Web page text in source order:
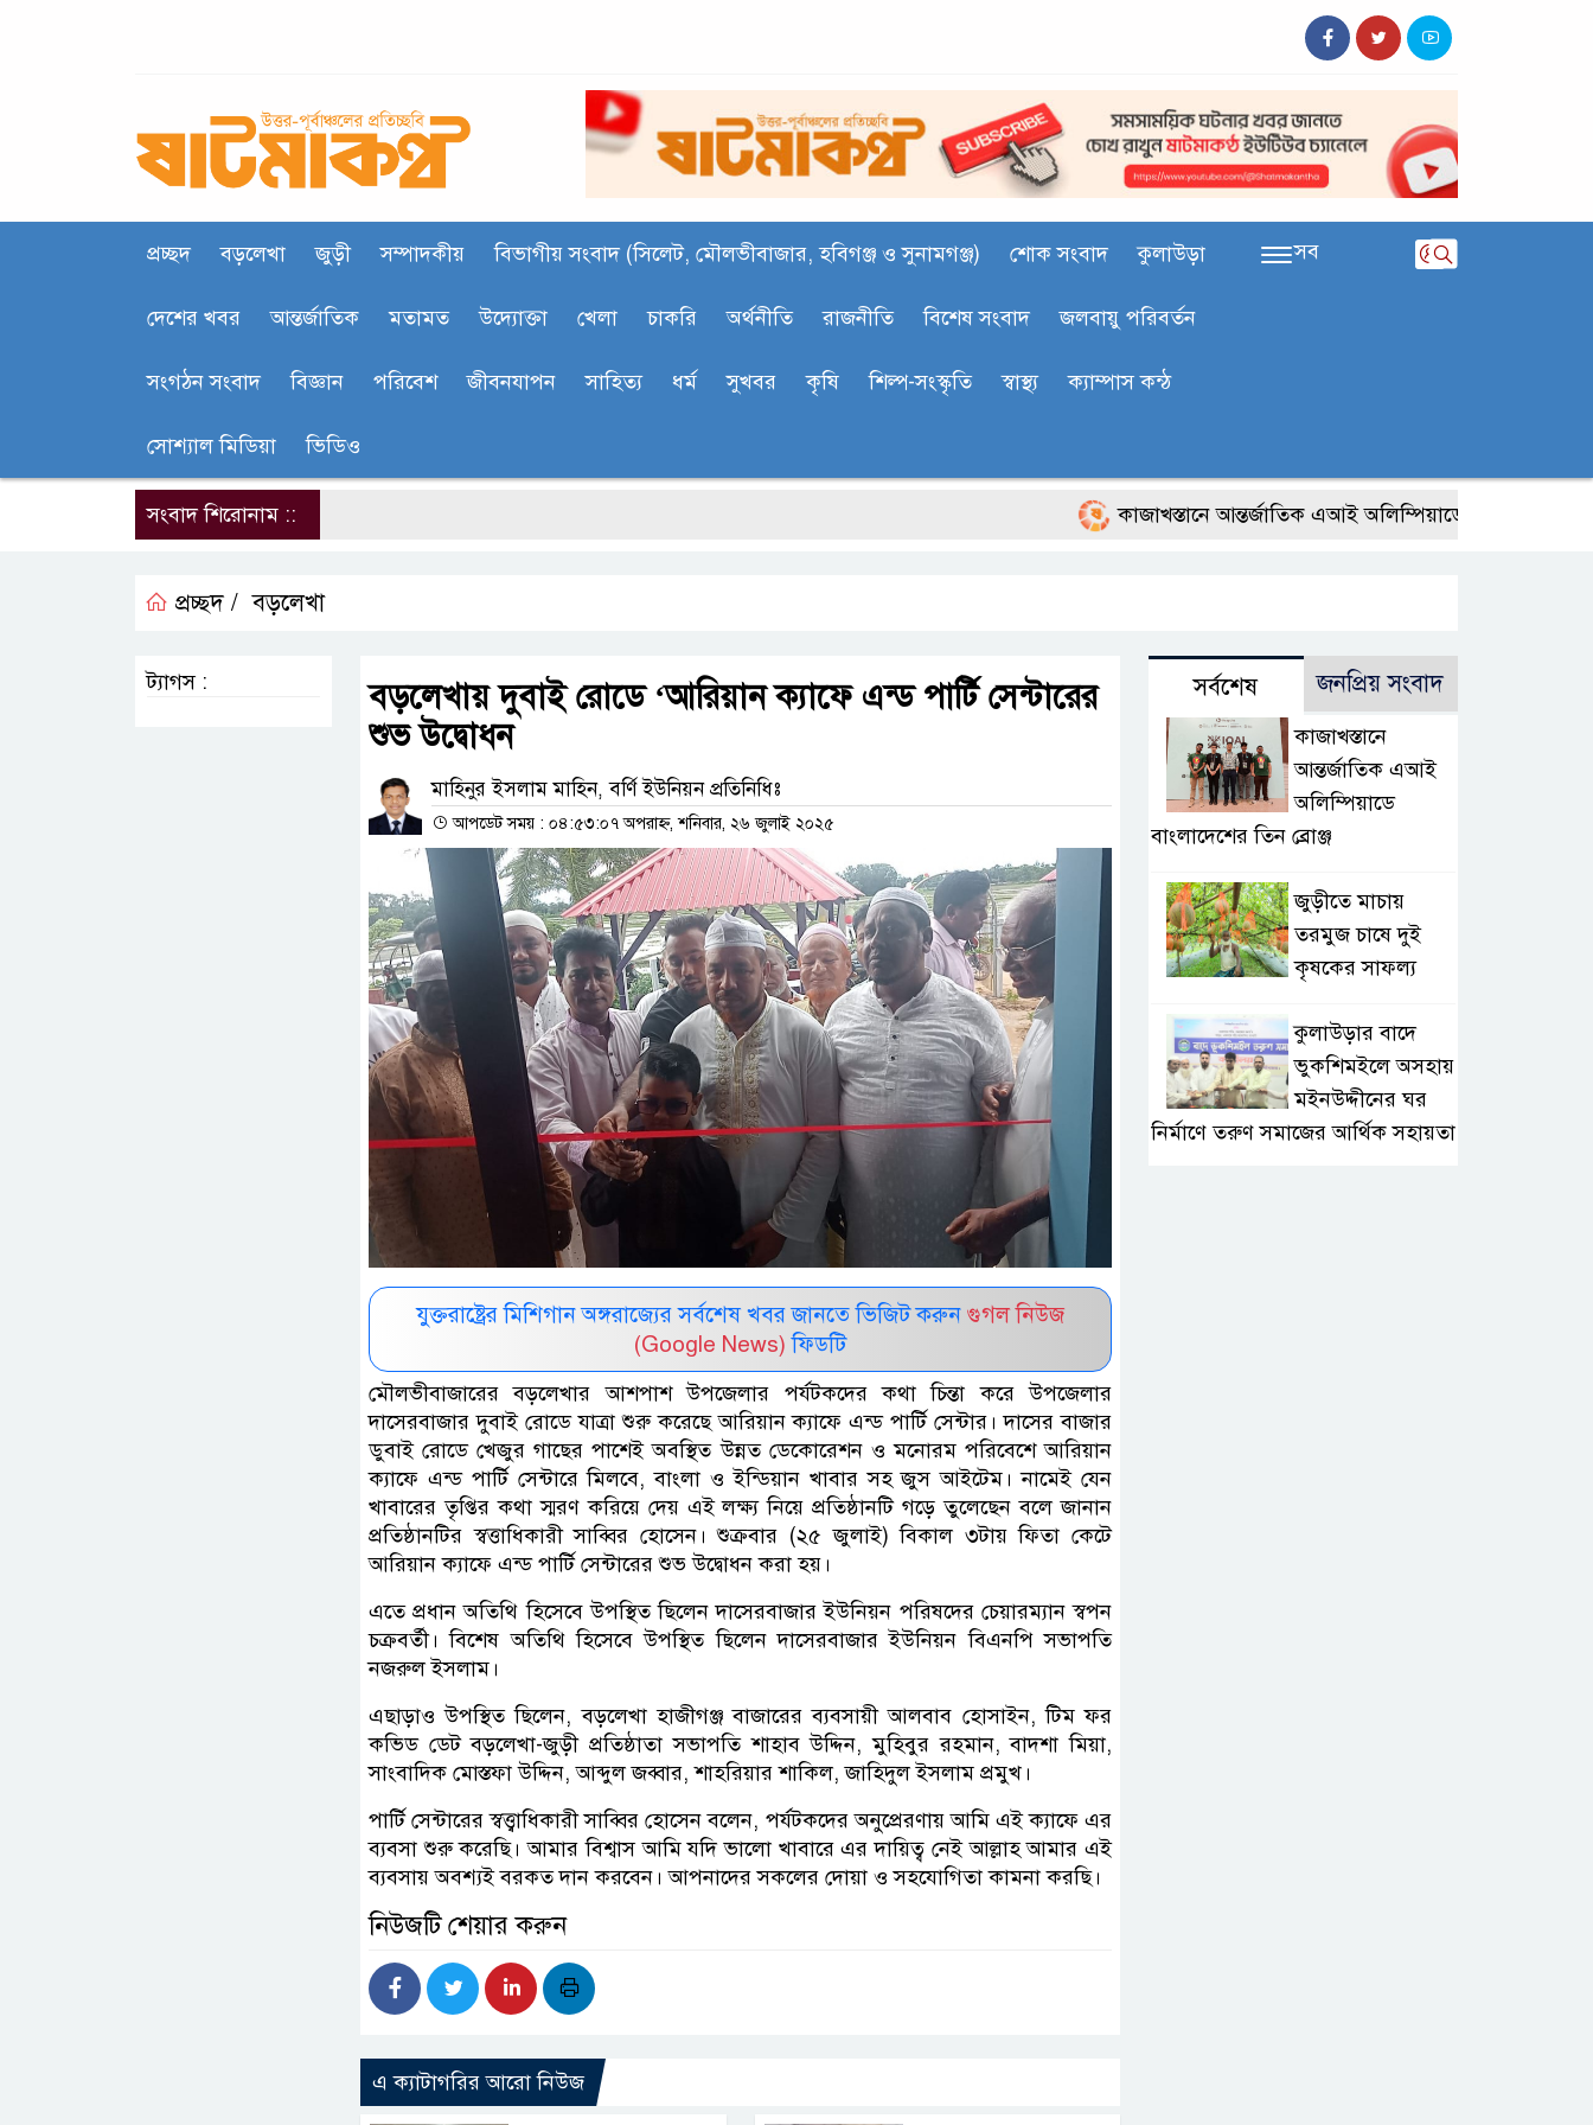
প্রচ্ছদ বড়লেখা জুড়ী সম্পাদকীয় বিভাগীয় সংবাদ (সিলেট, মৌলভীবাজার, হবিগঞ্জ ও সুনামগঞ্জ) শোক সংবাদ কুলাউড়া
দেশের খবর আন্তর্জাতিক মতামত উদ্যোক্তা খেলা চাকরি অর্থনীতি রাজনীতি বিশেষ সংবাদ জলবায়ু পরিবর্তন
সংগঠন সংবাদ বিজ্ঞান পরিবেশ জীবনযাপন সাহিত‍্য ধর্ম সুখবর কৃষি শিল্প-সংস্কৃতি স্বাস্থ্য ক‍্যাম্পাস কন্ঠ
সোশ্যাল মিডিয়া ভিডিও
সব
সংবাদ শিরোনাম :: কাজাখস্তানে আন্তর্জাতিক এআই অলিম্পিয়াডে বাংলাদেশের তিন
প্রচ্ছদ / বড়লেখা
বড়লেখায় দুবাই রোডে ‘আরিয়ান ক্যাফে এন্ড পার্টি সেন্টারের
শুভ উদ্বোধন
মাহিনুর ইসলাম মাহিন, বর্ণি ইউনিয়ন প্রতিনিধিঃ
আপডেট সময় : ০৪:৫৩:০৭ অপরাহ্ন, শনিবার, ২৬ জুলাই ২০২৫
যুক্তরাষ্ট্রের মিশিগান অঙ্গরাজ্যের সর্বশেষ খবর জানতে ভিজিট করুন গুগল নিউজ
(Google News) ফিডটি
মৌলভীবাজারের বড়লেখার আশপাশ উপজেলার পর্যটকদের কথা চিন্তা করে উপজেলার
দাসেরবাজার দুবাই রোডে যাত্রা শুরু করেছে আরিয়ান ক্যাফে এন্ড পার্টি সেন্টার। দাসের বাজার
ডুবাই রোডে খেজুর গাছের পাশেই অবস্থিত উন্নত ডেকোরেশন ও মনোরম পরিবেশে আরিয়ান
ক্যাফে এন্ড পার্টি সেন্টারে মিলবে, বাংলা ও ইন্ডিয়ান খাবার সহ জুস আইটেম। নামেই যেন
খাবারের তৃপ্তির কথা স্মরণ করিয়ে দেয় এই লক্ষ্য নিয়ে প্রতিষ্ঠানটি গড়ে তুলেছেন বলে জানান
প্রতিষ্ঠানটির স্বত্তাধিকারী সাব্বির হোসেন। শুক্রবার (২৫ জুলাই) বিকাল ৩টায় ফিতা কেটে
আরিয়ান ক্যাফে এন্ড পার্টি সেন্টারের শুভ উদ্বোধন করা হয়।
এতে প্রধান অতিথি হিসেবে উপস্থিত ছিলেন দাসেরবাজার ইউনিয়ন পরিষদের চেয়ারম্যান স্বপন
চক্রবর্তী। বিশেষ অতিথি হিসেবে উপস্থিত ছিলেন দাসেরবাজার ইউনিয়ন বিএনপি সভাপতি
নজরুল ইসলাম।
এছাড়াও উপস্থিত ছিলেন, বড়লেখা হাজীগঞ্জ বাজারের ব্যবসায়ী আলবাব হোসাইন, টিম ফর
কভিড ডেট বড়লেখা-জুড়ী প্রতিষ্ঠাতা সভাপতি শাহাব উদ্দিন, মুহিবুর রহমান, বাদশা মিয়া,
সাংবাদিক মোস্তফা উদ্দিন, আব্দুল জব্বার, শাহরিয়ার শাকিল, জাহিদুল ইসলাম প্রমুখ।
পার্টি সেন্টারের স্বত্ত্বাধিকারী সাব্বির হোসেন বলেন, পর্যটকদের অনুপ্রেরণায় আমি এই ক্যাফে এর
ব্যবসা শুরু করেছি। আমার বিশ্বাস আমি যদি ভালো খাবারে এর দায়িত্ব নেই আল্লাহ আমার এই
ব্যবসায় অবশ্যই বরকত দান করবেন। আপনাদের সকলের দোয়া ও সহযোগিতা কামনা করছি।
নিউজটি শেয়ার করুন
এ ক্যাটাগরির আরো নিউজ
ট্যাগস : সর্বশেষ জনপ্রিয় সংবাদ
কাজাখস্তানে
আন্তর্জাতিক এআই
অলিম্পিয়াডে
বাংলাদেশের তিন ব্রোঞ্জ
জুড়ীতে মাচায়
তরমুজ চাষে দুই
কৃষকের সাফল্য
কুলাউড়ার বাদে
ভুকশিমইলে অসহায়
মইনউদ্দীনের ঘর
নির্মাণে তরুণ সমাজের আর্থিক সহায়তা